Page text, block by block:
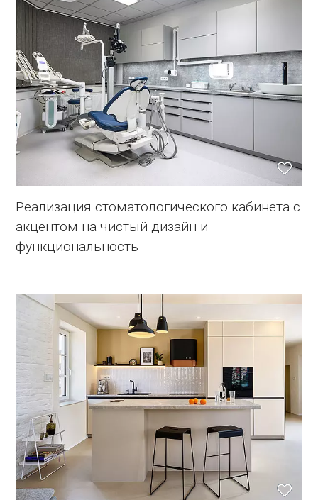
Реализация стоматологического кабинета с
акцентом на чистый дизайн и
функциональность